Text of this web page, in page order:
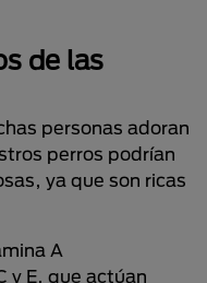
de las
personas adoran
perros podrían
ya que son ricas
A
y E, que actúan